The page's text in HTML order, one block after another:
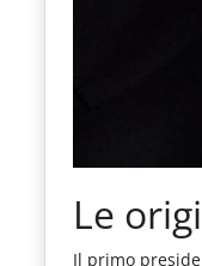
Le
Il primo